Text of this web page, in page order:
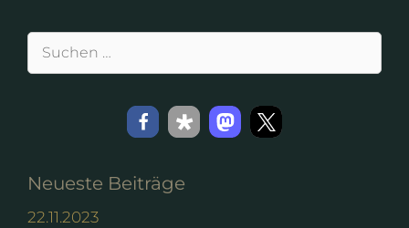
Suchen
Neueste Beiträge
22.11.2023